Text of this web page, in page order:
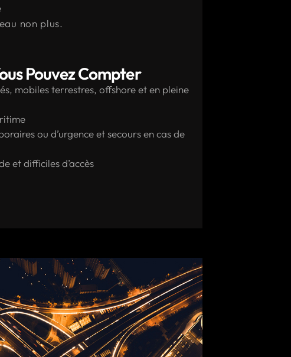
non plus.
Pouvez Compter
mobiles terrestres, offshore et en pleine
ou d’urgence et secours en cas de
et difficiles d’accès